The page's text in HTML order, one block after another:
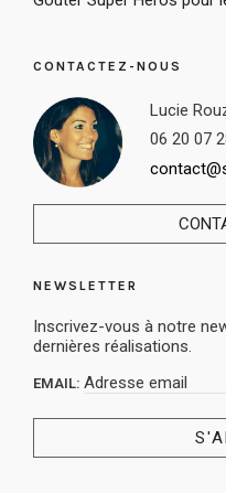
CONTACTEZ-NOUS
Lucie
06 20 07
NEWSLETTER
Inscrivez-vous à notre
dernières réalisations.
EMAIL: